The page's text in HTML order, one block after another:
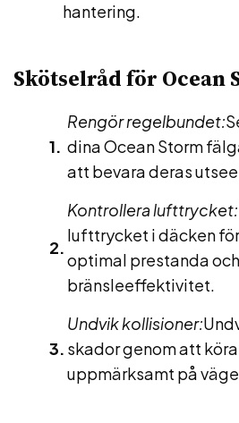
hantering.
Skötselråd för Ocean
Rengör regelbundet:
dina Ocean Storm
att bevara deras
Kontrollera lufttrycket:
lufttrycket i däcken
optimal prestanda och
bränsleeffektivitet.
Undvik kollisioner:
skador genom att
uppmärksamt på